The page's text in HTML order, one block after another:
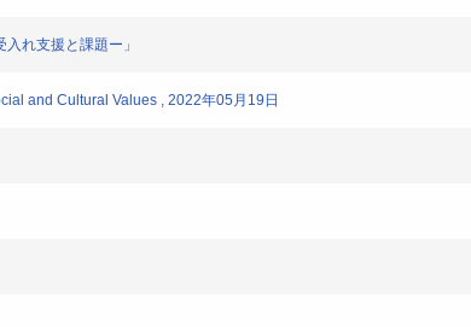
れ支援と課題ー」
and Cultural Values , 2022年05月19日